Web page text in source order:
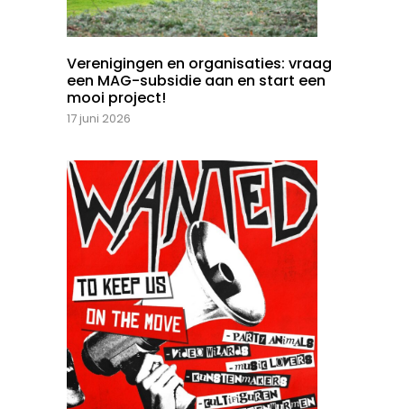
Verenigingen en organisaties: vraag
een MAG-subsidie aan en start een
mooi project!
17 juni 2026